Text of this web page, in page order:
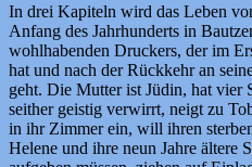
In drei Kapiteln wird das Leben
Anfang des Jahrhunderts in
wohlhabenden Druckers, der im
hat und nach der Rückkehr an
geht. Die Mutter ist Jüdin, hat vier
seither geistig verwirrt, neigt zu
in ihr Zimmer ein, will ihren
Helene und ihre neun Jahre ältere